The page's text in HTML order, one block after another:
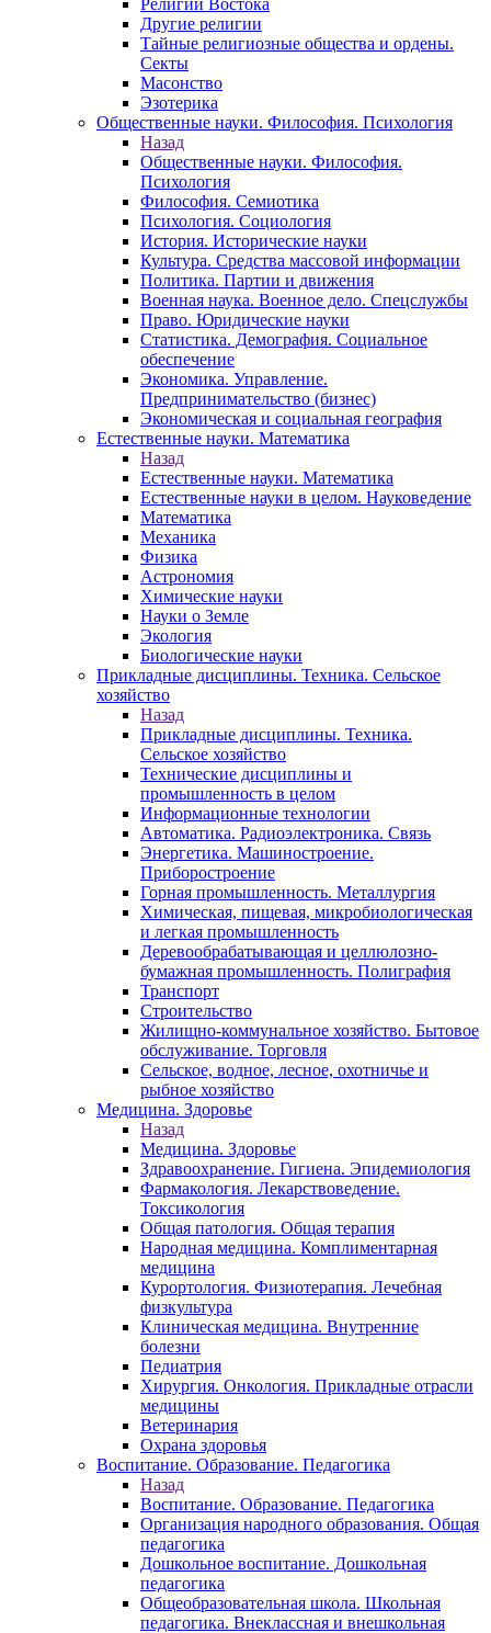
Религии Востока
Другие религии
Тайные религиозные общества и ордены.
Секты
Масонство
Эзотерика
Общественные науки. Философия. Психология
Назад
Общественные науки. Философия.
Психология
Философия. Семиотика
Психология. Социология
История. Исторические науки
Культура. Средства массовой информации
Политика. Партии и движения
Военная наука. Военное дело. Спецслужбы
Право. Юридические науки
Статистика. Демография. Социальное
обеспечение
Экономика. Управление.
Предпринимательство (бизнес)
Экономическая и социальная география
Естественные науки. Математика
Назад
Естественные науки. Математика
Естественные науки в целом. Науковедение
Математика
Механика
Физика
Астрономия
Химические науки
Науки о Земле
Экология
Биологические науки
Прикладные дисциплины. Техника. Сельское
хозяйство
Назад
Прикладные дисциплины. Техника.
Сельское хозяйство
Технические дисциплины и
промышленность в целом
Информационные технологии
Автоматика. Радиоэлектроника. Связь
Энергетика. Машиностроение.
Приборостроение
Горная промышленность. Металлургия
Химическая, пищевая, микробиологическая
и легкая промышленность
Деревообрабатывающая и целлюлозно-
бумажная промышленность. Полиграфия
Транспорт
Строительство
Жилищно-коммунальное хозяйство. Бытовое
обслуживание. Торговля
Сельское, водное, лесное, охотничье и
рыбное хозяйство
Медицина. Здоровье
Назад
Медицина. Здоровье
Здравоохранение. Гигиена. Эпидемиология
Фармакология. Лекарствоведение.
Токсикология
Общая патология. Общая терапия
Народная медицина. Комплиментарная
медицина
Курортология. Физиотерапия. Лечебная
физкультура
Клиническая медицина. Внутренние
болезни
Педиатрия
Хирургия. Онкология. Прикладные отрасли
медицины
Ветеринария
Охрана здоровья
Воспитание. Образование. Педагогика
Назад
Воспитание. Образование. Педагогика
Организация народного образования. Общая
педагогика
Дошкольное воспитание. Дошкольная
педагогика
Общеобразовательная школа. Школьная
педагогика. Внеклассная и внешкольная